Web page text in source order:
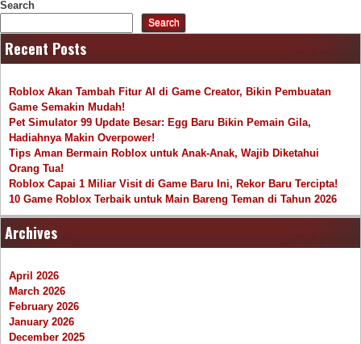
Search
Search
Recent Posts
Roblox Akan Tambah Fitur AI di Game Creator, Bikin Pembuatan
Game Semakin Mudah!
Pet Simulator 99 Update Besar: Egg Baru Bikin Pemain Gila,
Hadiahnya Makin Overpower!
Tips Aman Bermain Roblox untuk Anak-Anak, Wajib Diketahui
Orang Tua!
Roblox Capai 1 Miliar Visit di Game Baru Ini, Rekor Baru Tercipta!
10 Game Roblox Terbaik untuk Main Bareng Teman di Tahun 2026
Archives
April 2026
March 2026
February 2026
January 2026
December 2025